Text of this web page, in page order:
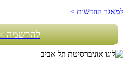
למאגר החדשות >
להרשמה